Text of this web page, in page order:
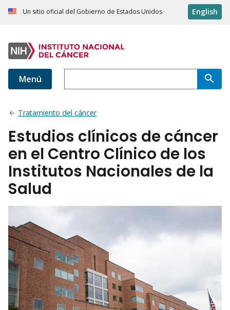
Un sitio oficial del Gobierno de Estados Unidos English
Menú
Tratamiento del cáncer
Estudios clínicos de cáncer
en el Centro Clínico de los
Institutos Nacionales de la
Salud